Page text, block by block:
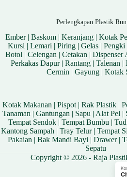
Perlengkapan Plastik
Ember|Baskom |Keranjang |Kotak
Kursi |Lemari |Piring |Gelas |Pengki
Botol |Celengan |Cetakan |Dispenser
Perkakas Dapur| Rantang| Talenan |
Cermin | Gayung| Kotak
Kotak Makanan |Pispot |Rak Plastik |
Tanaman | Gantungan | Sapu | Alat Pel |
Tempat Sendok| Tempat Bumbu |
Kantong Sampah |Tray Telur|Tempat
Pakaian | Bak Mandi Bayi | Drawer|
Sepatu
Copyright © 2026 - Raja